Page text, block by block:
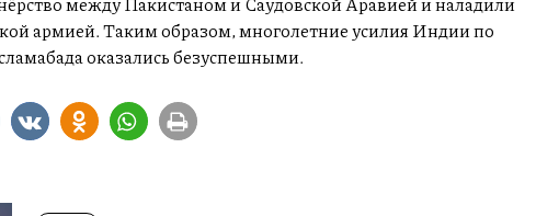
армией. Таким образом, многолетние усилия Индии по
оказались безуспешными.